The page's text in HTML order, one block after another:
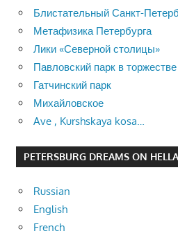
Блистательный Санкт-
Метафизика Петербурга
Лики «Северной столицы»
Павловский парк в
Гатчинский парк
Михайловское
Ave , Kurshskaya kosa…
PETERSBURG DREAMS ON
Russian
English
French